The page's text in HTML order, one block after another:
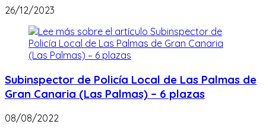
26/12/2023
Subinspector de Policía Local de Las Palmas de
Gran Canaria (Las Palmas) – 6 plazas
08/08/2022